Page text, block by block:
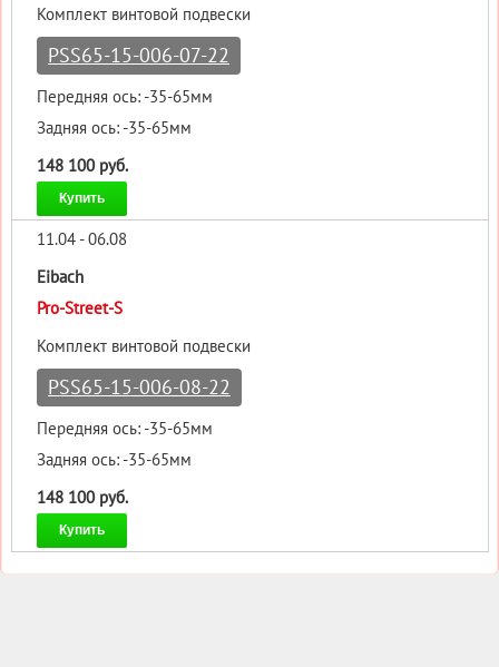
Комплект винтовой подвески
PSS65-15-006-07-22
Передняя ось: -35-65мм
Задняя ось: -35-65мм
148 100 руб.
Купить
11.04 - 06.08
Eibach
Pro-Street-S
Комплект винтовой подвески
PSS65-15-006-08-22
Передняя ось: -35-65мм
Задняя ось: -35-65мм
148 100 руб.
Купить